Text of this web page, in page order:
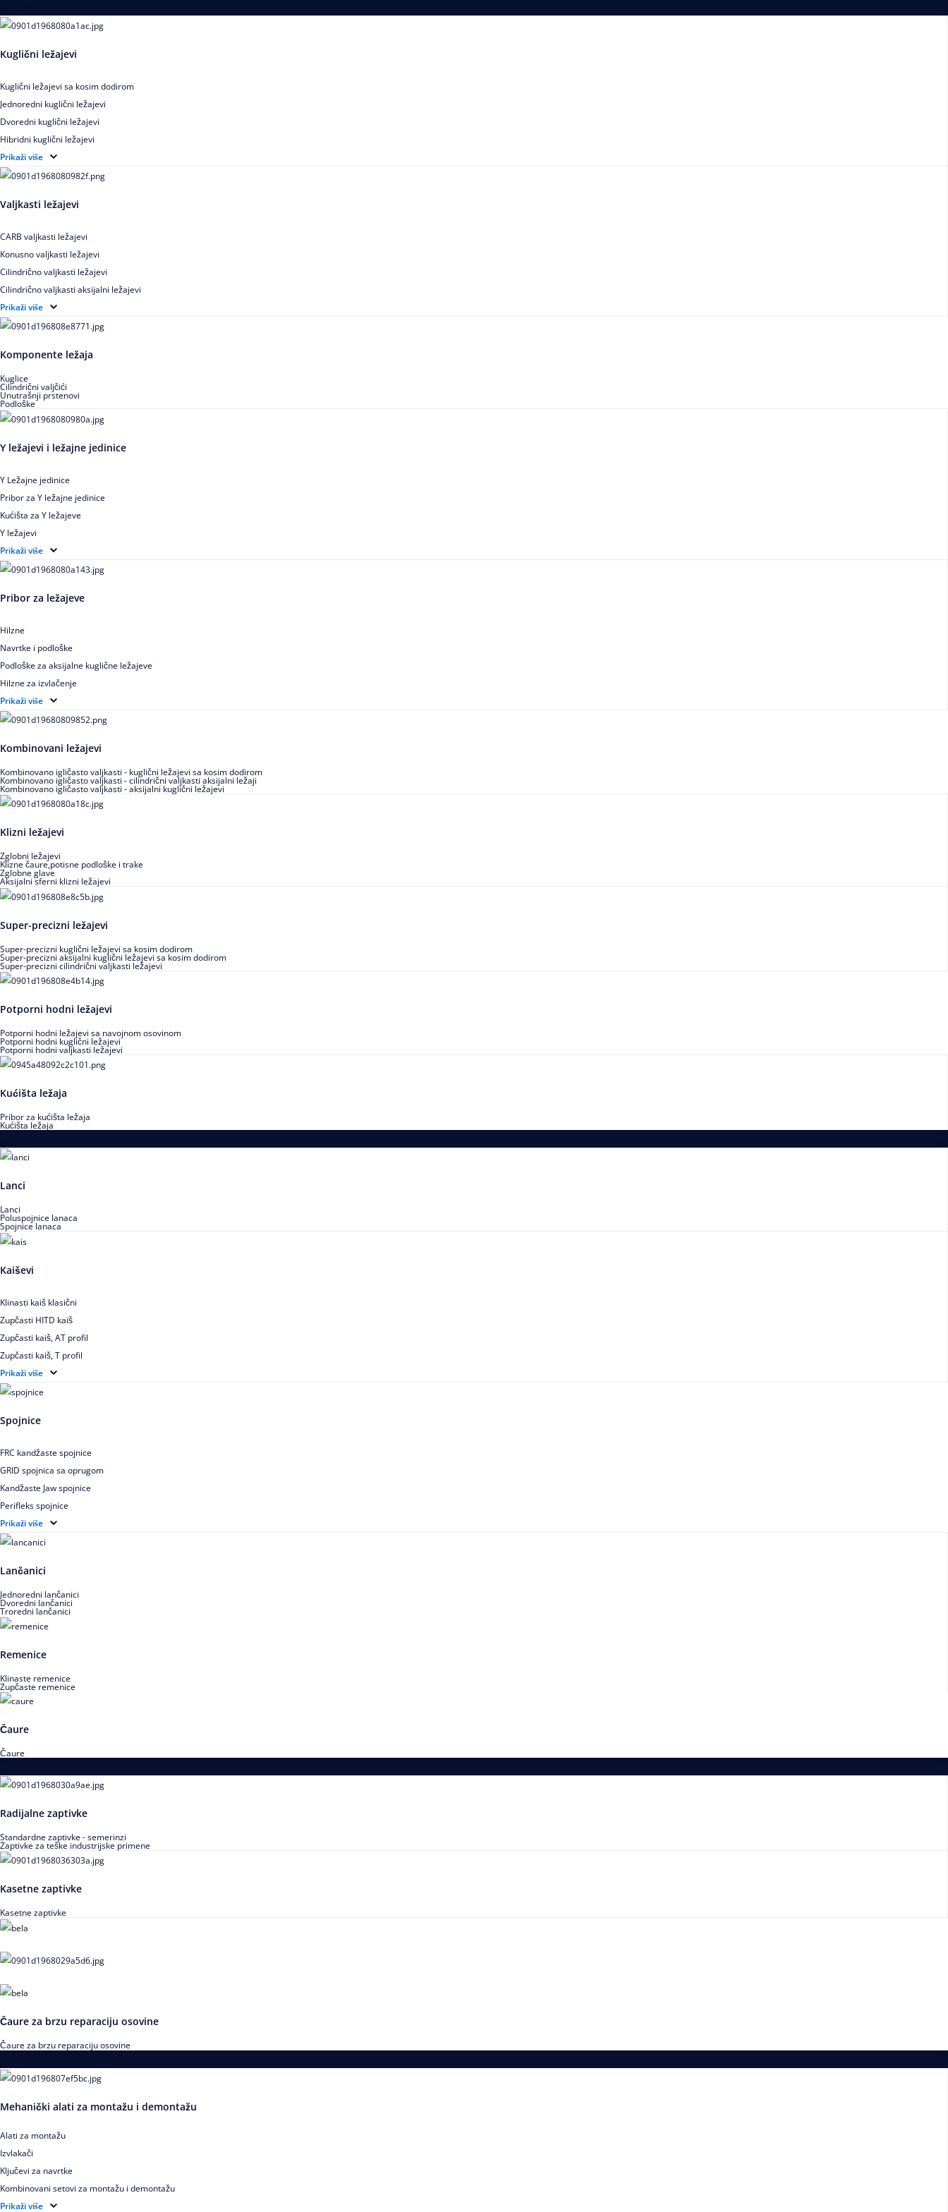
Kuglični ležajevi
Kuglični ležajevi sa kosim dodirom
Jednoredni kuglični ležajevi
Dvoredni kuglični ležajevi
Hibridni kuglični ležajevi
Elektroizolovani kuglični ležajevi
Samopodesivi kuglični ležajevi
Kuglični ležajevi od nerđajućeg čelika
Prikaži više
Valjkasti ležajevi
CARB valjkasti ležajevi
Konusno valjkasti ležajevi
Cilindrično valjkasti ležajevi
Cilindrično valjkasti aksijalni ležajevi
Igličasti ležajevi
Igličasti aksijalni ležajevi
Buričasti zaptiveni ležajevi
Buričasti aksijalni ležajevi
Prikaži više
Komponente ležaja
Kuglice
Cilindrični valjčići
Unutrašnji prstenovi
Podloške
Y ležajevi i ležajne jedinice
Y Ležajne jedinice
Pribor za Y ležajne jedinice
Kućišta za Y ležajeve
Y ležajevi
Y Ležajne jedinice za prehrambenu industriju
Ležajne jedinice sa valjkastim ležajevima
Prikaži više
Pribor za ležajeve
Hilzne
Navrtke i podloške
Podloške za aksijalne kuglične ležajeve
Hilzne za izvlačenje
Ugaoni prstenovi za cilindrično valjkaste ležajeve
Prikaži više
Kombinovani ležajevi
Kombinovano igličasto valjkasti - kuglični ležajevi sa kosim dodirom
Kombinovano igličasto valjkasti - cilindrični valjkasti aksijalni ležaji
Kombinovano igličasto valjkasti - aksijalni kuglični ležajevi
Klizni ležajevi
Zglobni ležajevi
Klizne čaure,potisne podloške i trake
Zglobne glave
Aksijalni sferni klizni ležajevi
Super-precizni ležajevi
Super-precizni kuglični ležajevi sa kosim dodirom
Super-precizni aksijalni kuglični ležajevi sa kosim dodirom
Super-precizni cilindrični valjkasti ležajevi
Potporni hodni ležajevi
Potporni hodni ležajevi sa navojnom osovinom
Potporni hodni kuglični ležajevi
Potporni hodni valjkasti ležajevi
Kućišta ležaja
Pribor za kućišta ležaja
Kućišta ležaja
Lanci
Lanci
Poluspojnice lanaca
Spojnice lanaca
Kaiševi
Klinasti kaiš klasični
Zupčasti HITD kaiš
Zupčasti kaiš, AT profil
Zupčasti kaiš, T profil
Zupčasti kaiš XL
Zupčasti STD kaiš
Uskoprofilno klinasto remenje spojeno
Višekanalno remenje PJ,PK
Prikaži više
Spojnice
FRC kandžaste spojnice
GRID spojnica sa oprugom
Kandžaste Jaw spojnice
Perifleks spojnice
Univerzalne kardanske spojnice
Zupčaste spojnice
Prikaži više
Lančanici
Jednoredni lančanici
Dvoredni lančanici
Troredni lančanici
Remenice
Klinaste remenice
Zupčaste remenice
Čaure
Čaure
Radijalne zaptivke
Standardne zaptivke - semerinzi
Zaptivke za teške industrijske primene
Kasetne zaptivke
Kasetne zaptivke
Čaure za brzu reparaciju osovine
Čaure za brzu reparaciju osovine
Mehanički alati za montažu i demontažu
Alati za montažu
Izvlakači
Ključevi za navrtke
Kombinovani setovi za montažu i demontažu
Pribor za izvlačenje ležajeva
Prikaži više